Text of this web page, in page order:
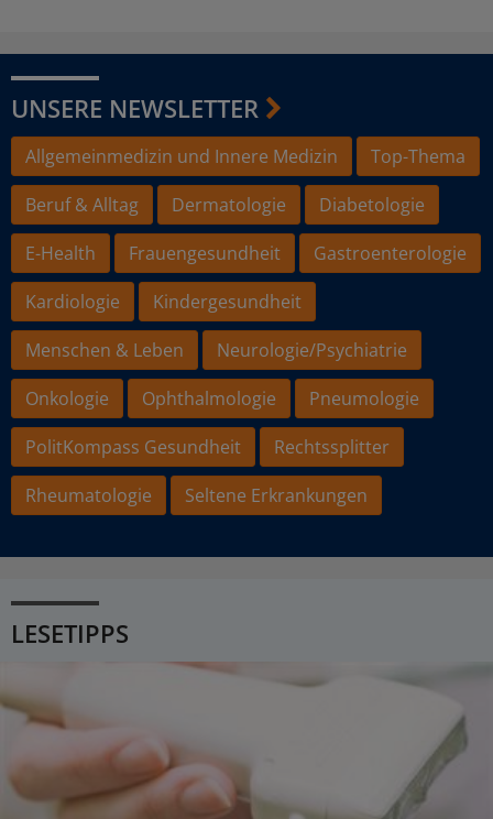
UNSERE NEWSLETTER
Allgemeinmedizin und Innere Medizin
Top-Thema
Beruf & Alltag
Dermatologie
Diabetologie
E-Health
Frauengesundheit
Gastroenterologie
Kardiologie
Kindergesundheit
Menschen & Leben
Neurologie/Psychiatrie
Onkologie
Ophthalmologie
Pneumologie
PolitKompass Gesundheit
Rechtssplitter
Rheumatologie
Seltene Erkrankungen
LESETIPPS